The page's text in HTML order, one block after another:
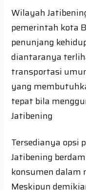
Wilayah
pemerintah kota
penunjang
diantaranya
transportasi
yang
tepat bila
Jatibening
Tersedianya opsi
Jatibening
konsumen dalam
Meskipun